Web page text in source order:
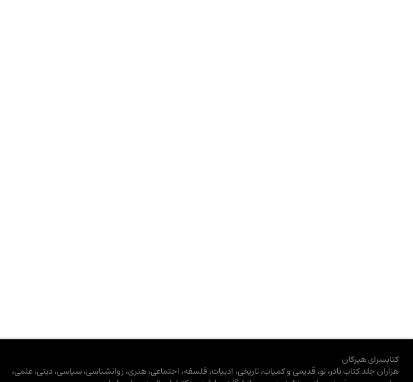
کتابسرای هیرکان
هزاران جلد کتاب نادر، نو، قدیمی و کمیاب، تاریخی، ادبیات، فلسفه، اجتماعی، هنری، روانشناسی، سیاسی، دینی، علمی،